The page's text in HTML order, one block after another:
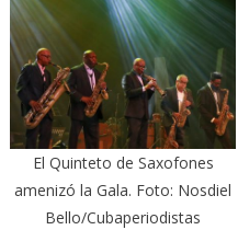
El Quinteto de Saxofones
amenizó la Gala. Foto: Nosdiel
Bello/Cubaperiodistas